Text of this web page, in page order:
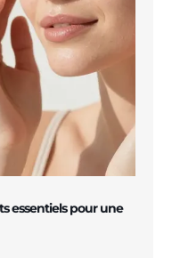
essentiels pour une